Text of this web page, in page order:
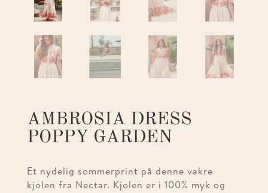
AMBROSIA DRESS
POPPY GARDEN
Et nydelig sommerprint på denne vakre
kjolen fra Nectar. Kjolen er i 100% myk og